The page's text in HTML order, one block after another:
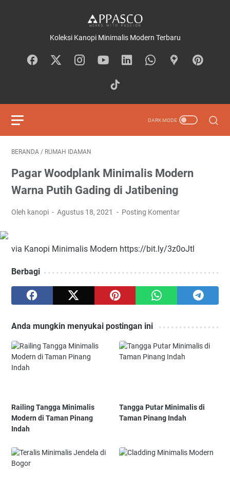
Koleksi Kanopi Minimalis Modern Terbaru
BERANDA / RUMAH IDAMAN
Pagar Woodplank Minimalis Modern
Warna Putih Gading di Jatibening
Oleh kanopi Agustus 18, 2021 Posting Komentar
via Kanopi Minimalis Modern https://bit.ly/3z0oJtl
Berbagi
Anda mungkin menyukai postingan ini
Railing Tangga Minimalis
Modern di Taman Pinang
Indah
Tangga Putar Minimalis di
Taman Pinang Indah